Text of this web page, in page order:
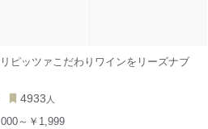
ピッツァこだわりワインをリーズナブ
4933 人
～￥1,999